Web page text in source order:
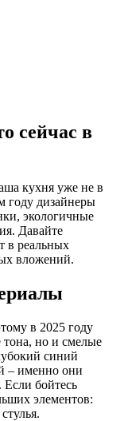
сейчас в
кухня уже не в
году дизайнеры
экологичные
Давайте
в реальных
вложений.
в 2025 году
тона, но и смелые
синий
– именно они
Если бойтесь
элементов: